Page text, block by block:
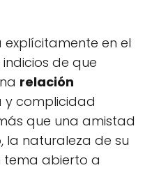
explícitamente en el
de que
relación
y complicidad
que una amistad
la naturaleza de su
tema abierto a